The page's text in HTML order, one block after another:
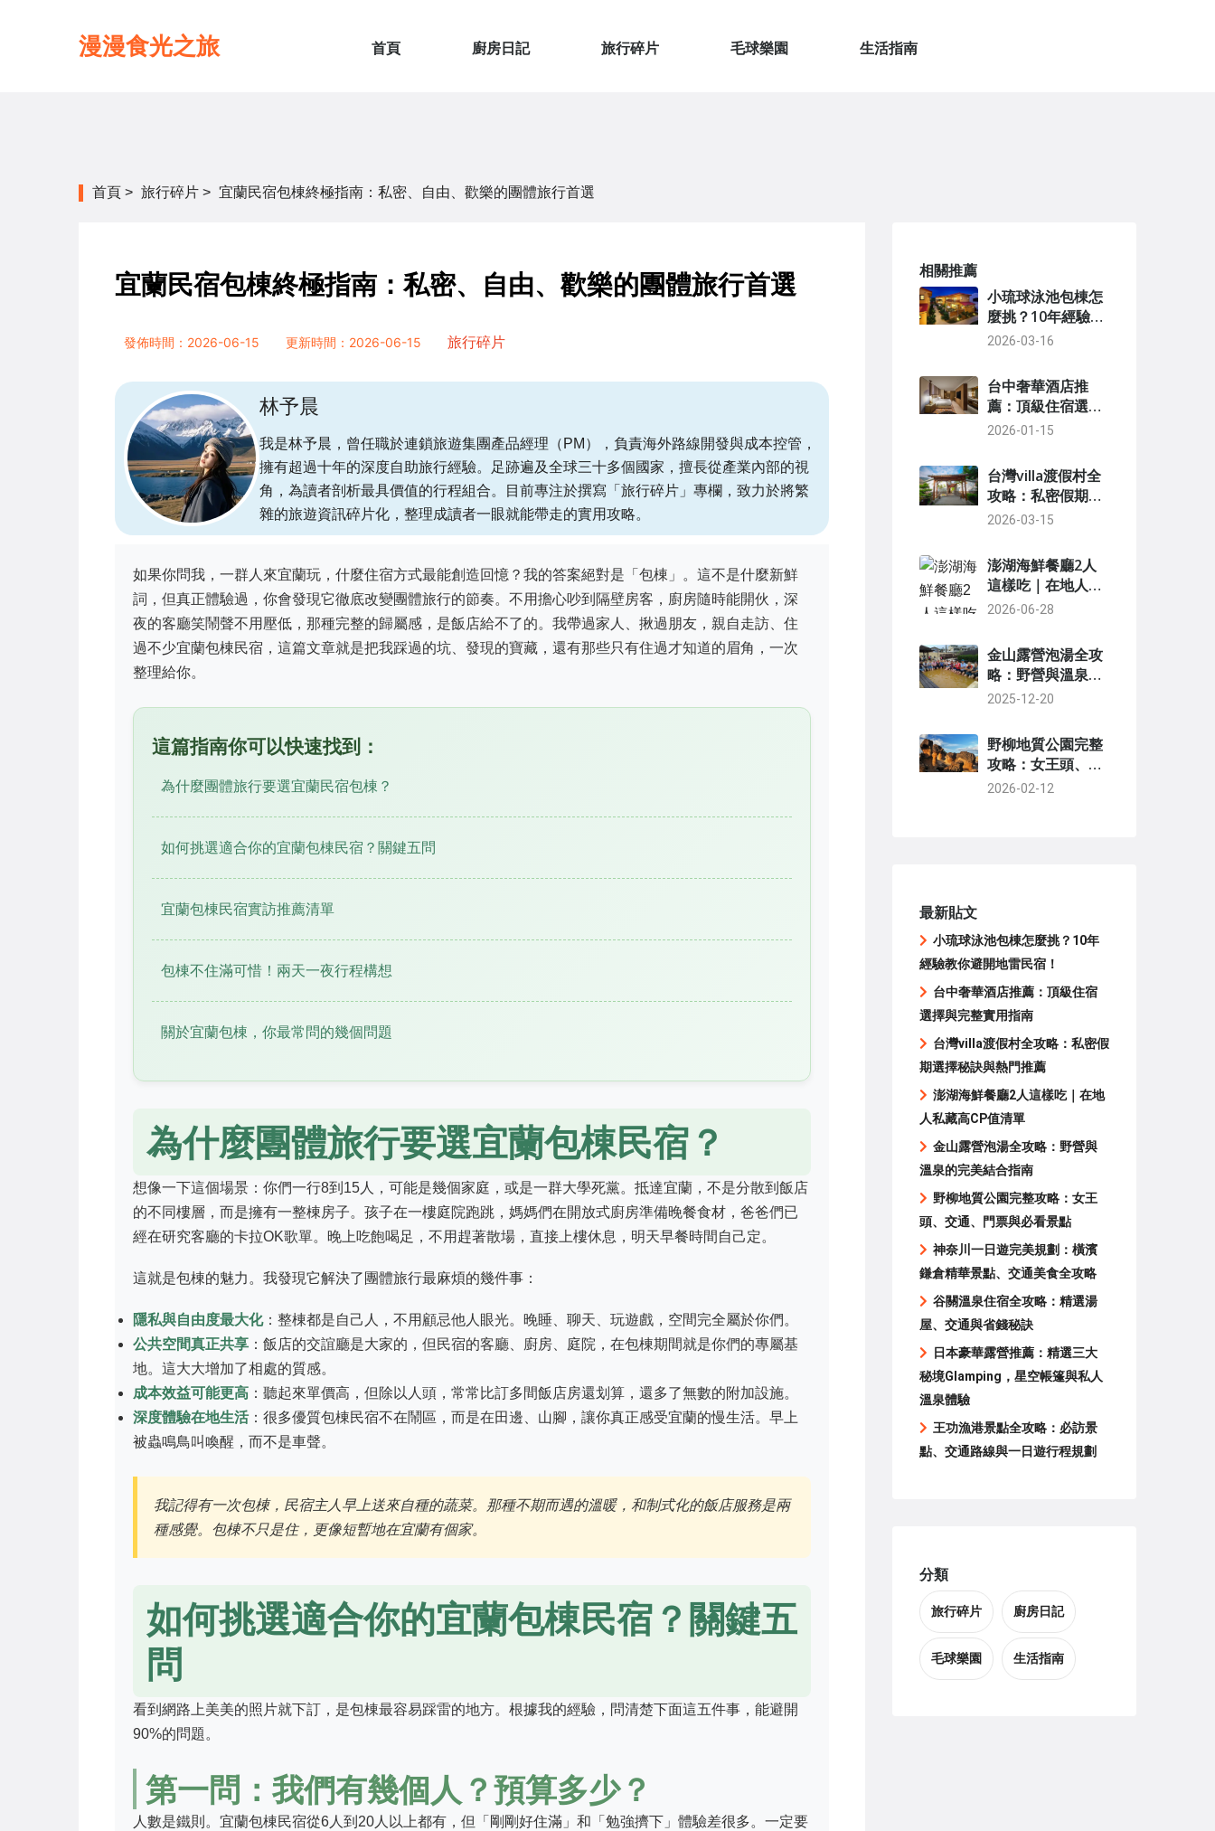
漫漫食光之旅 首頁 廚房日記 旅行碎片 毛球樂園 生活指南
首頁 > 旅行碎片 > 宜蘭民宿包棟終極指南：私密、自由、歡樂的團體旅行首選
宜蘭民宿包棟終極指南：私密、自由、歡樂的團體旅行首選
發佈時間：2026-06-15 更新時間：2026-06-15 旅行碎片
林予晨
我是林予晨，曾任職於連鎖旅遊集團產品經理（PM），負責海外路線開發與成本控管，
擁有超過十年的深度自助旅行經驗。足跡遍及全球三十多個國家，擅長從產業內部的視
角，為讀者剖析最具價值的行程組合。目前專注於撰寫「旅行碎片」專欄，致力於將繁
雜的旅遊資訊碎片化，整理成讀者一眼就能帶走的實用攻略。
如果你問我，一群人來宜蘭玩，什麼住宿方式最能創造回憶？我的答案絕對是「包棟」。這不是什麼新鮮
詞，但真正體驗過，你會發現它徹底改變團體旅行的節奏。不用擔心吵到隔壁房客，廚房隨時能開伙，深
夜的客廳笑鬧聲不用壓低，那種完整的歸屬感，是飯店給不了的。我帶過家人、揪過朋友，親自走訪、住
過不少宜蘭包棟民宿，這篇文章就是把我踩過的坑、發現的寶藏，還有那些只有住過才知道的眉角，一次
整理給你。
這篇指南你可以快速找到：
為什麼團體旅行要選宜蘭民宿包棟？
如何挑選適合你的宜蘭包棟民宿？關鍵五問
宜蘭包棟民宿實訪推薦清單
包棟不住滿可惜！兩天一夜行程構想
關於宜蘭包棟，你最常問的幾個問題
為什麼團體旅行要選宜蘭包棟民宿？
想像一下這個場景：你們一行8到15人，可能是幾個家庭，或是一群大學死黨。抵達宜蘭，不是分散到飯店
的不同樓層，而是擁有一整棟房子。孩子在一樓庭院跑跳，媽媽們在開放式廚房準備晚餐食材，爸爸們已
經在研究客廳的卡拉OK歌單。晚上吃飽喝足，不用趕著散場，直接上樓休息，明天早餐時間自己定。
這就是包棟的魅力。我發現它解決了團體旅行最麻煩的幾件事：
隱私與自由度最大化：整棟都是自己人，不用顧忌他人眼光。晚睡、聊天、玩遊戲，空間完全屬於你們。
公共空間真正共享 ：飯店的交誼廳是大家的，但民宿的客廳、廚房、庭院，在包棟期間就是你們的專屬基
地。這大大增加了相處的質感。
成本效益可能更高 ：聽起來單價高，但除以人頭，常常比訂多間飯店房還划算，還多了無數的附加設施。
深度體驗在地生活：很多優質包棟民宿不在鬧區，而是在田邊、山腳，讓你真正感受宜蘭的慢生活。早上
被蟲鳴鳥叫喚醒，而不是車聲。
我記得有一次包棟，民宿主人早上送來自種的蔬菜。那種不期而遇的溫暖，和制式化的飯店服務是兩
種感覺。包棟不只是住，更像短暫地在宜蘭有個家。
如何挑選適合你的宜蘭包棟民宿？關鍵五
問
看到網路上美美的照片就下訂，是包棟最容易踩雷的地方。根據我的經驗，問清楚下面這五件事，能避開
90%的問題。
第一問：我們有幾個人？預算多少？
人數是鐵則。宜蘭包棟民宿從6人到20人以上都有，但「剛剛好住滿」和「勉強擠下」體驗差很多。一定要
相關推薦
小琉球泳池包棟怎
麼挑？10年經驗教
你避開地雷民宿！
2026-03-16
台中奢華酒店推
薦：頂級住宿選擇
與完整實用指南
2026-01-15
台灣villa渡假村全
攻略：私密假期選
擇秘訣與熱門推薦
2026-03-15
澎湖海鮮餐廳2人
這樣吃｜在地人私
藏高CP值清單
2026-06-28
金山露營泡湯全攻
略：野營與溫泉的
完美結合指南
2025-12-20
野柳地質公園完整
攻略：女王頭、交
通、門票與必看景
2026-02-12
最新貼文
小琉球泳池包棟怎麼挑？10年
經驗教你避開地雷民宿！
台中奢華酒店推薦：頂級住宿
選擇與完整實用指南
台灣villa渡假村全攻略：私密假
期選擇秘訣與熱門推薦
澎湖海鮮餐廳2人這樣吃｜在地
人私藏高CP值清單
金山露營泡湯全攻略：野營與
溫泉的完美結合指南
野柳地質公園完整攻略：女王
頭、交通、門票與必看景點
神奈川一日遊完美規劃：橫濱
鎌倉精華景點、交通美食全攻略
谷關溫泉住宿全攻略：精選湯
屋、交通與省錢秘訣
日本豪華露營推薦：精選三大
秘境Glamping，星空帳篷與私人
溫泉體驗
王功漁港景點全攻略：必訪景
點、交通路線與一日遊行程規劃
分類
旅行碎片 廚房日記
毛球樂園 生活指南